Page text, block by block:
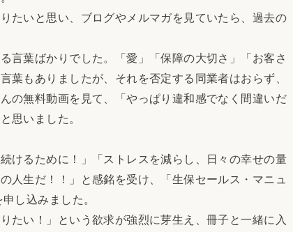
たいと思い、ブログやメルマガを見ていたら、過去の
言葉ばかりでした。「愛」「保障の大切さ」「お客さ
葉もありましたが、それを否定する同業者はおらず、
の無料動画を見て、「やっぱり違和感でなく間違いだ
思いました。
けるために！」「ストレスを減らし、日々の幸せの量
人生だ！！」と感銘を受け、「生保セールス・マニュ
し込みました。
たい！」という欲求が強烈に芽生え、冊子と一緒に入